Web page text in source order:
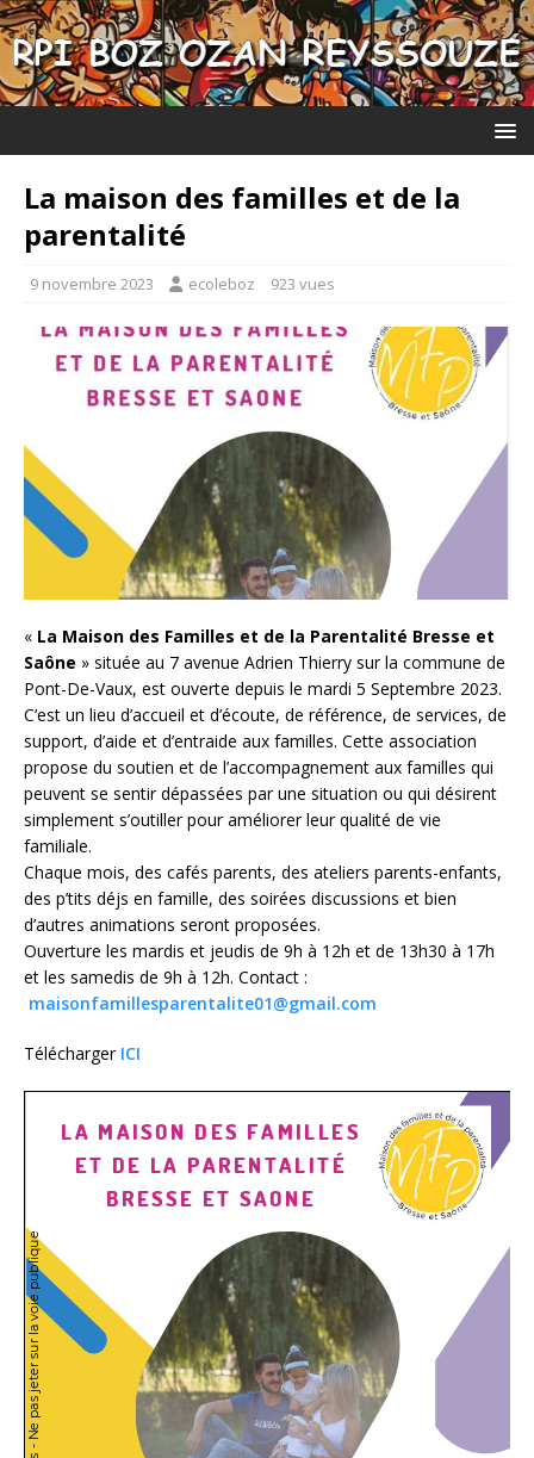
La maison des familles et de la
parentalité
9 novembre 2023 ecoleboz 923 vues
« La Maison des Familles et de la Parentalité Bresse et
Saône » située au 7 avenue Adrien Thierry sur la commune de
Pont-De-Vaux, est ouverte depuis le mardi 5 Septembre 2023.
C’est un lieu d’accueil et d’écoute, de référence, de services, de
support, d’aide et d’entraide aux familles. Cette association
propose du soutien et de l’accompagnement aux familles qui
peuvent se sentir dépassées par une situation ou qui désirent
simplement s’outiller pour améliorer leur qualité de vie
familiale.
Chaque mois, des cafés parents, des ateliers parents-enfants,
des p’tits déjs en famille, des soirées discussions et bien
d’autres animations seront proposées.
Ouverture les mardis et jeudis de 9h à 12h et de 13h30 à 17h
et les samedis de 9h à 12h. Contact :
maisonfamillesparentalite01@gmail.com
Télécharger ICI